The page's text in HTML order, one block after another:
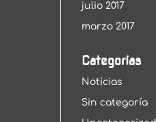
julio 2017
marzo 2017
Categorías
Noticias
Sin categoría